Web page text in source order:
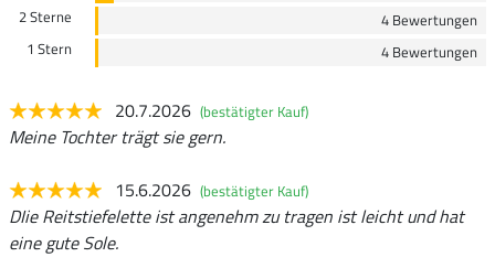
2 Sterne
4 Bewertungen
1 Stern
4 Bewertungen
20.7.2026 (bestätigter Kauf)
Meine Tochter trägt sie gern.
15.6.2026 (bestätigter Kauf)
DIie Reitstiefelette ist angenehm zu tragen ist leicht und hat
eine gute Sole.